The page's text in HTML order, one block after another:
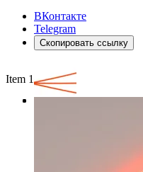
ВКонтакте
Telegram
Скопировать ссылку
Item 1 of 3